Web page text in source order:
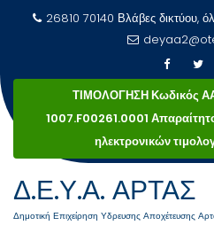
Μεταπηδήστε
26810 70140 Βλάβες δικτύου,
ΤΙΜΟΛΟΓΗΣΗ Κωδικός
1007.F00261.0001
ηλεκτρονικών
Δ.Ε.Υ.Α. ΑΡΤΑΣ
Δημοτική Επιχείρηση Υδρευσης Αποχέτευσης
16
Μαρ